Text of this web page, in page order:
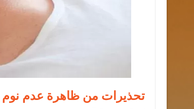
تحذيرات من ظاهرة عدم